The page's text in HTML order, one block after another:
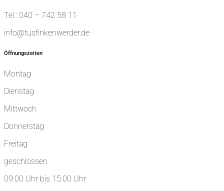
Tel.: 040 – 742 58 11
info@tusfinkenwerder.de
Öffnungszeiten
Montag
Dienstag
Mittwoch
Donnerstag
Freitag
geschlossen
09:00 Uhr bis 15:00 Uhr